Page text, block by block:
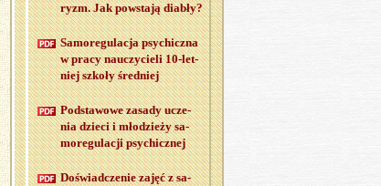
ryzm. Jak po­wsta­ją dia­bły?
Sa­mo­re­gu­la­cja psy­chicz­na
w pracy na­uczy­cie­li 10-let­
niej szko­ły śred­niej
Pod­sta­wo­we za­sa­dy ucze­
nia dzie­ci i mło­dzie­ży sa­
mo­re­gu­la­cji psy­chicz­nej
Do­świad­cze­nie zajęć z sa­